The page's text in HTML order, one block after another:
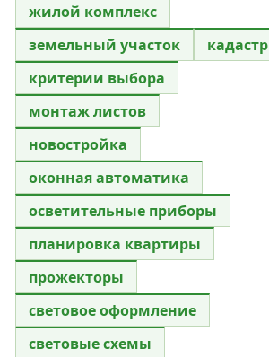
жилой комплекс
земельный участок
кадастр
критерии выбора
монтаж листов
новостройка
оконная автоматика
осветительные приборы
планировка квартиры
прожекторы
световое оформление
световые схемы